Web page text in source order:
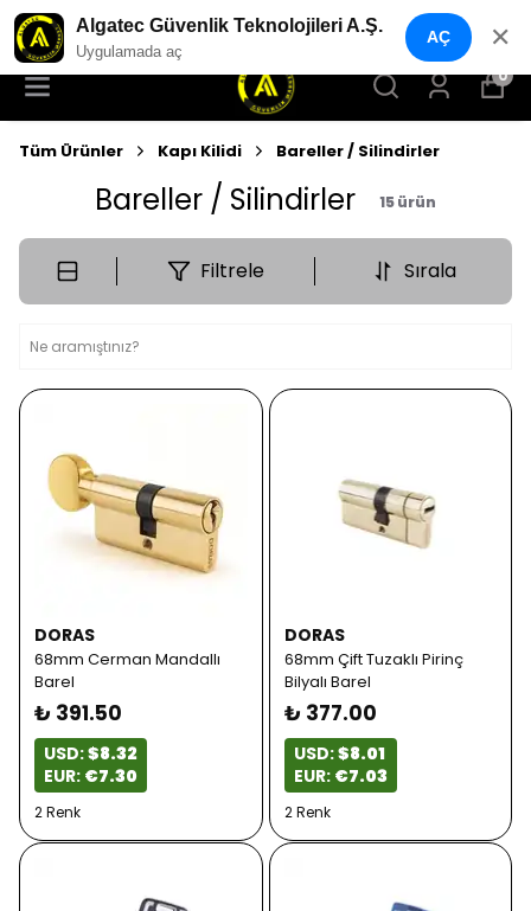
YENI NESIL GÜVENLIK GEÇIŞ SISTEMLERI
0
Tüm Ürünler Kapı Kilidi Bareller / Silindirler
Bareller / Silindirler 15ürün
Filtrele Sırala
DORAS
68mm Cerman Mandallı
Barel
₺ 391.50
USD:$8.32
EUR: €7.30
2 Renk
DORAS
68mm Çift Tuzaklı Pirinç
Bilyalı Barel
₺ 377.00
USD:$8.01
EUR: €7.03
2 Renk
Algatec Güvenlik Teknolojileri A.Ş.
Uygulamada aç
AÇ ✕